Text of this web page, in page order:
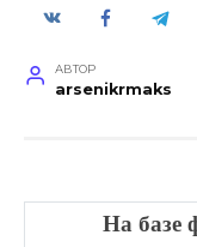
АВТОР
arsenikrmaks
На базе